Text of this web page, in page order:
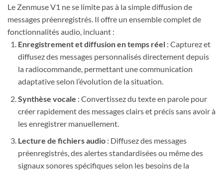
Le Zenmuse V1 ne se limite pas à la simple diffusion de
messages préenregistrés. Il offre un ensemble complet de
fonctionnalités audio, incluant :
Enregistrement et diffusion en temps réel: Capturez et
diffusez des messages personnalisés directement depuis
la radiocommande, permettant une communication
adaptative selon l’évolution de la situation.
Synthèse vocale : Convertissez du texte en parole pour
créer rapidement des messages clairs et précis sans avoir à
les enregistrer manuellement.
Lecture de fichiers audio: Diffusez des messages
préenregistrés, des alertes standardisées ou même des
signaux sonores spécifiques selon les besoins de la